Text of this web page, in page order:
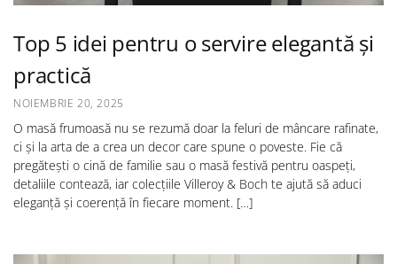
Top 5 idei pentru o servire elegantă și
practică
NOIEMBRIE 20, 2025
O masă frumoasă nu se rezumă doar la feluri de mâncare rafinate,
ci și la arta de a crea un decor care spune o poveste. Fie că
pregătești o cină de familie sau o masă festivă pentru oaspeți,
detaliile contează, iar colecțiile Villeroy & Boch te ajută să aduci
eleganță și coerență în fiecare moment. […]